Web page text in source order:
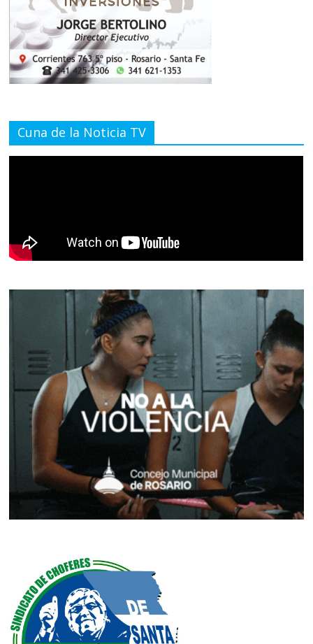
Cuna de la Noticia TV